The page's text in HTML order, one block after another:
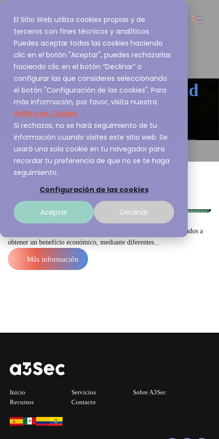
El Sitio Web utiliza cookies propias y de
terceros con fines técnicos y analíticos.
Puedes aceptar todas las cookies haciendo
clic en el botón "Aceptar", puedes rechazarlas
haciendo clic en el botón “Declinar” o
configurar las que consideres seleccionando
el botón "Configuración de las cookies". Para
más información, por favor, visita nuestra
Política de Cookies
Si rechazas, no se hará seguimiento de tu
información cuando visites este sitio web. Se
usará una sola cookie en tu navegador para
recordar tu preferencia de que no se te haga
seguimiento.
Configuración de las cookies
Aceptar Declinar
Blog deCiberseguridad
Esto es lo que nos apasiona y queremos
compartirlo contigo
Crónicas de un Fraude Anunciado
Los fraudes bancarios son normalmente una serie de actos destinados a
obtener un beneficio económico, mediante diferentes...
Más información
Inicio Servicios
Sobre A3Sec
Recursos
Contacto